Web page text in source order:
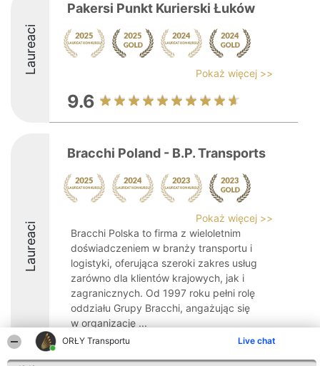
ORŁY Transportu Live chat
Laureaci
Pakersi Punkt Kurierski Łuków
Pokaż więcej >>
9.6
Laureaci
Bracchi Poland - B.P. Transports
Pokaż więcej >>
Bracchi Polska to firma z wieloletnim
doświadczeniem w branży transportu i
logistyki, oferująca szeroki zakres usług
zarówno dla klientów krajowych, jak i
zagranicznych. Od 1997 roku pełni rolę
oddziału Grupy Bracchi, angażując się
w organizację ...
8.1